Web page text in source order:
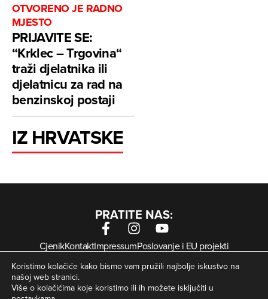
OTVORENO JE RADNO
MJESTO
PRIJAVITE SE:
“Krklec – Trgovina“
traži djelatnika ili
djelatnicu za rad na
benzinskoj postaji
IZ HRVATSKE
PRATITE NAS:
CjenikKontaktImpressumPoslovanje i EU projekti
Arhiva digitalnih novina
Uvjeti korištenjaZaštita privatnosti
Kolačići
Koristimo kolačiće kako bismo vam pružili najbolje iskustvo na
našoj web stranici.
Više o kolačićima koje koristimo ili ih možete isključiti u